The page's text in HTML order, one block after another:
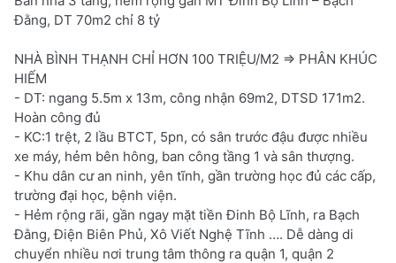
Đằng, DT 70m2 chỉ 8 tỷ
NHÀ BÌNH THẠNH CHỈ HƠN 100 TRIỆU/M2 => PHÂN KHÚC
HIẾM
- DT: ngang 5.5m x 13m, công nhận 69m2, DTSD 171m2.
Hoàn công đủ
- KC:1 trệt, 2 lầu BTCT, 5pn, có sân trước đậu được nhiều
xe máy, hẻm bên hông, ban công tầng 1 và sân thượng.
- Khu dân cư an ninh, yên tĩnh, gần trường học đủ các cấp,
trường đại học, bệnh viện.
- Hẻm rộng rãi, gần ngay mặt tiền Đinh Bộ Lĩnh, ra Bạch
Đằng, Điện Biên Phủ, Xô Viết Nghệ Tĩnh …. Dễ dàng di
chuyển nhiều nơi trung tâm thông ra quận 1, quận 2